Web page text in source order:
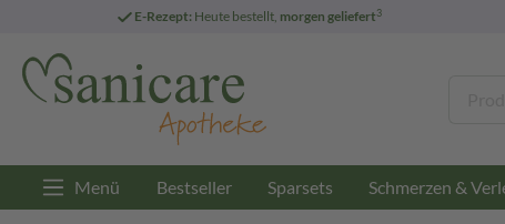
E-Rezept: Heute bestellt, morgen geliefert3
Menü Bestseller Sparsets Schmerzen &